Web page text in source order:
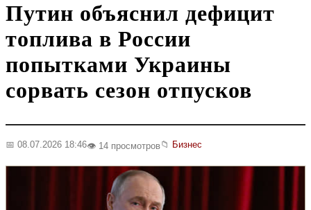
Путин объяснил дефицит
топлива в России
попытками Украины
сорвать сезон отпусков
📅 08.07.2026 18:46👁️ 14 просмотров📁 Бизнес